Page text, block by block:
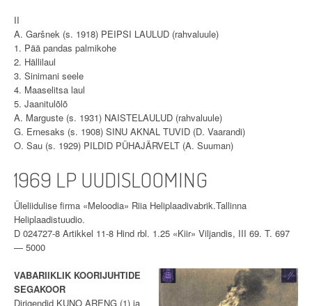
II
A. Garšnek (s. 1918) PEIPSI LAULUD (rahvaluule)
1. Pää pandas palmikohe
2. Hällilaul
3. Sinimani seele
4. Maaselitsa laul
5. Jaanitulõlõ
A. Marguste (s. 1931) NAISTELAULUD (rahvaluule)
G. Ernesaks (s. 1908) SINU AKNAL TUVID (D. Vaarandi)
O. Sau (s. 1929) PILDID PÜHAJÄRVELT (A. Suuman)
1969 LP UUDISLOOMING
Üleliidulise firma «Meloodia» Riia Heliplaadivabrik.Tallinna
Heliplaadistuudio.
D 024727-8 Artikkel 11-8 Hind rbl. 1.25 «Kiir» Viljandis, III 69. T. 697
— 5000
VABARIIKLIK KOORIJUHTIDE
SEGAKOOR
Dirigendid KUNO ARENG (1) ja